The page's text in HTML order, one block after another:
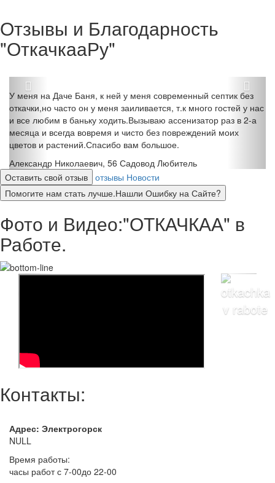
Отзывы и Благодарность
"ОткачкааРу"
У меня на Даче Баня, к ней у меня современный септик без
откачки,но часто он у меня заиливается, т.к много гостей у нас
и все любим в баньку ходить.Вызываю ассенизатор раз в 2-а
месяца и всегда вовремя и чисто без повреждений моих
цветов и растений.Спасибо вам большое.
Александр Николаевич, 56 Садовод Любитель
Оставить свой отзыв отзывы Новости
Помогите нам стать лучше.Нашли Ошибку на Сайте?
Фото и Видео:"ОТКАЧКАА" в
Работе.
Контакты:
Адрес: Электрогорск
NULL
Время работы:
часы работ с 7-00до 22-00